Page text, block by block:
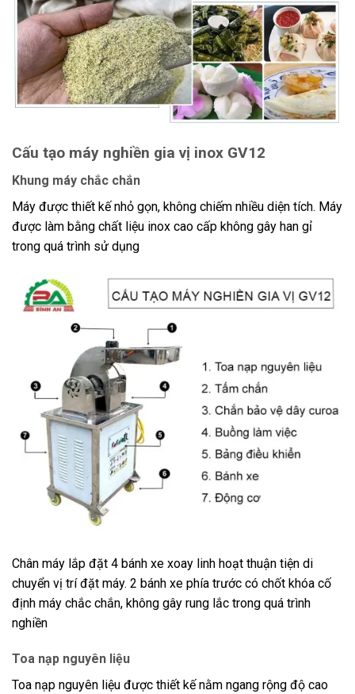
Cấu tạo máy nghiền gia vị inox GV12
Khung máy chắc chắn
Máy được thiết kế nhỏ gọn, không chiếm nhiều diện tích. Máy
được làm bằng chất liệu inox cao cấp không gây han gỉ
trong quá trình sử dụng
Chân máy lắp đặt 4 bánh xe xoay linh hoạt thuận tiện di
chuyển vị trí đặt máy. 2 bánh xe phía trước có chốt khóa cố
định máy chắc chắn, không gây rung lắc trong quá trình
nghiền
Toa nạp nguyên liệu
Toa nạp nguyên liệu được thiết kế nằm ngang rộng độ cao